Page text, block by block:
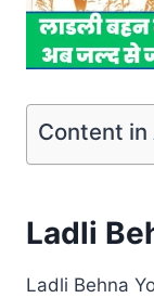
Content
Ladli
Ladli Behna